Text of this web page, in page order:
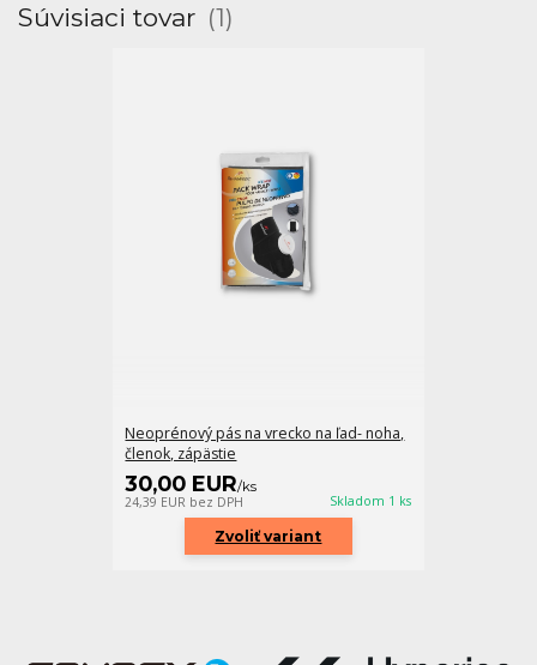
Súvisiaci tovar 1
Neoprénový pás na vrecko na ľad- noha,
členok, zápästie
30,00 EUR/ks
24,39 EUR bez DPH Skladom 1 ks
Zvoliť variant